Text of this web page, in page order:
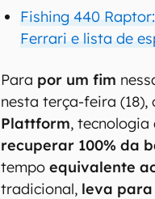
Fishing 440
Ferrari e lista de
Para por um fim
nesta terça-feira (18),
Plattform, tecnologia
recuperar 100% da
tempo equivalente
tradicional, leva para